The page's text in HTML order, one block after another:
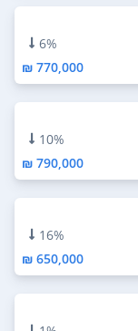
6%
770,000 ₪
10%
790,000 ₪
16%
650,000 ₪